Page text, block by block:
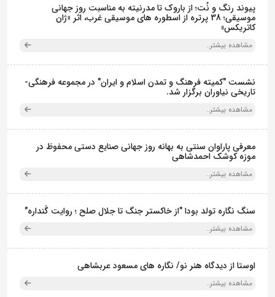
پیوند رنگ و نُت؛ از باروک تا مدرنیته به مناسبت روز جهانی
موسیقی؛ 38 پرتره از اسطوره های موسیقی غرب، اثر «ژان
کاتریکس»
مشاهده بیشتر..
نشست "کمیته فرهنگ و تمدن اسلام و ایران" در مجموعه فرهنگی‌-
تاریخی نیاوران برگزار شد.
مشاهده بیشتر..
معرفی پاراوان سنتی به بهانه روز جهانی صنایع دستی محفوظ در
موزه کوشک احمدشاهی
مشاهده بیشتر..
سنگ نگاره تولد بودا "از خاکستر جنگ تا جلال صلح ؛ روایت گَنداره"
مشاهده بیشتر..
اوستا از دیدگاه هنر نو/ نگاره های مسعود عربشاهی
مشاهده بیشتر..